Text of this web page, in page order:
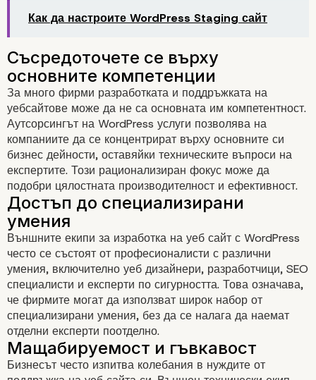
Спестяване на време и
Как да настроите WordPress Staging сайт
За много фирми разработката и поддръжката на
уебсайтове може да не са основната им компетентност.
Аутсорсингът на WordPress услуги позволява на
компаниите да се концентрират върху основните си
бизнес дейности, оставяйки техническите въпроси на
експертите. Този рационализиран фокус може да
подобри цялостната производителност и ефективност.
Външните екипи за изработка на уеб сайт с WordPress
често се състоят от професионалисти с различни
умения, включително уеб дизайнери, разработчици, SEO
специалисти и експерти по сигурността. Това означава,
че фирмите могат да използват широк набор от
специализирани умения, без да се налага да наемат
отделни експерти поотделно.
Бизнесът често изпитва колебания в нуждите от